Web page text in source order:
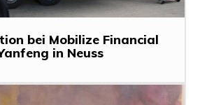
bei Mobilize Financial
in Neuss